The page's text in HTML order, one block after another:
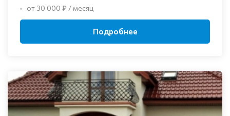
от 30 000 ₽ / месяц
Подробнее